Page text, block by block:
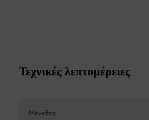
Τεχνικές λεπτομέρειες
Μέγεθος